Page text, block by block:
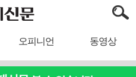
오피니언 동영상